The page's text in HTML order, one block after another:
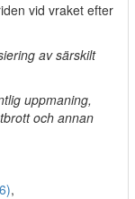
vid vraket efter
av särskilt
uppmaning,
och annan
,